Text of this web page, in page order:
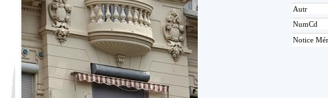
Autr
NumCd
Notice